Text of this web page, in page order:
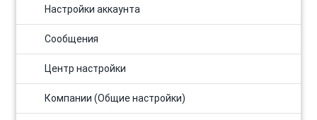
Настройки аккаунта
Сообщения
Центр настройки
Компании (Общие настройки)